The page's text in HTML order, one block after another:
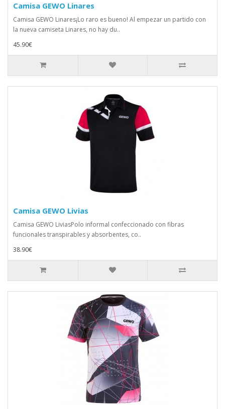
Camisa GEWO Linares
Camisa GEWO Linares¡Lo raro es bueno! Al empezar un partido con
la nueva camiseta Linares, no hay du..
45.90€
Camisa GEWO Livias
Camisa GEWO LiviasPolo informal confeccionado con fibras
funcionales transpirables y absorbentes, co..
38.90€